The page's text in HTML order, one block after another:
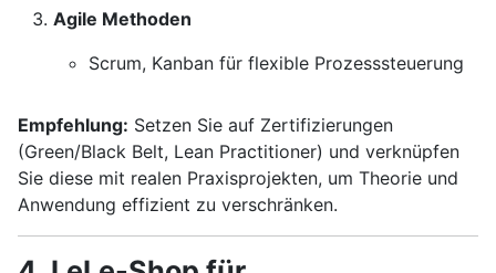
Agile Methoden
Scrum, Kanban für flexible Prozesssteuerung
Empfehlung: Setzen Sie auf Zertifizierungen
(Green/Black Belt, Lean Practitioner) und verknüpfen
Sie diese mit realen Praxisprojekten, um Theorie und
Anwendung effizient zu verschränken.